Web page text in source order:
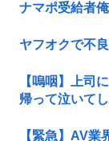
ナマポ受給者
ヤフオクで不
【嗚咽】上司
帰って泣いて
【緊急】AV